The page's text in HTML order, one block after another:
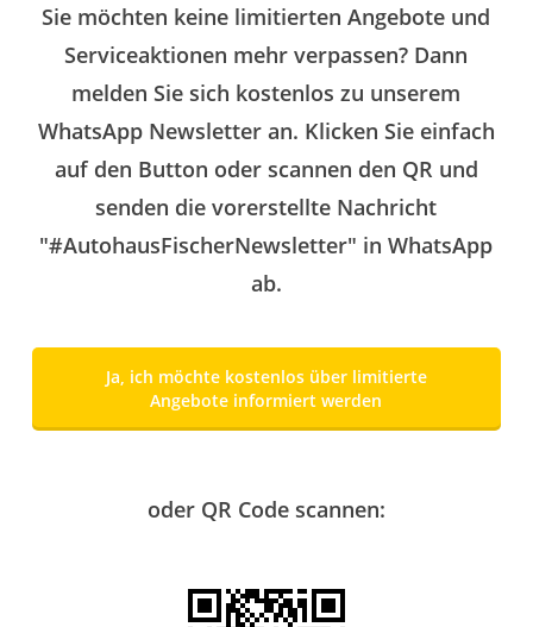
Sie möchten keine limitierten Angebote und
Serviceaktionen mehr verpassen? Dann
melden Sie sich kostenlos zu unserem
WhatsApp Newsletter an. Klicken Sie einfach
auf den Button oder scannen den QR und
senden die vorerstellte Nachricht
"#AutohausFischerNewsletter" in WhatsApp
ab.
Ja, ich möchte kostenlos über limitierte
Angebote informiert werden
oder QR Code scannen: